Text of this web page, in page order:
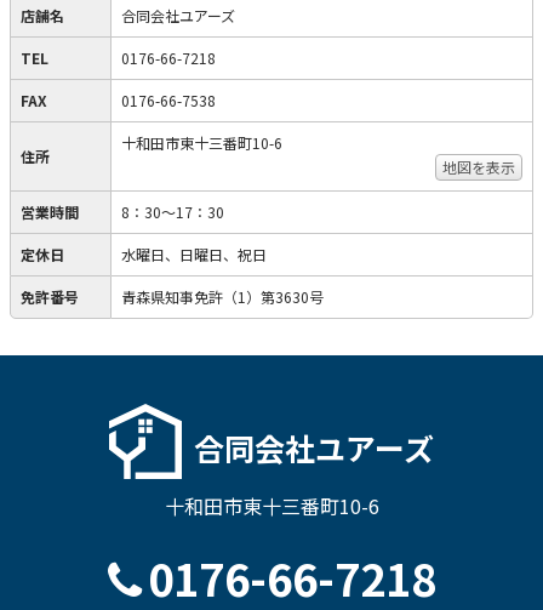
店舗名 合同会社ユアーズ
TEL 0176-66-7218
FAX 0176-66-7538
住所
十和田市東十三番町10-6
地図を表示
営業時間 8：30～17：30
定休日 水曜日、日曜日、祝日
免許番号 青森県知事免許（1）第3630号
合同会社ユアーズ
十和田市東十三番町10-6
0176-66-7218